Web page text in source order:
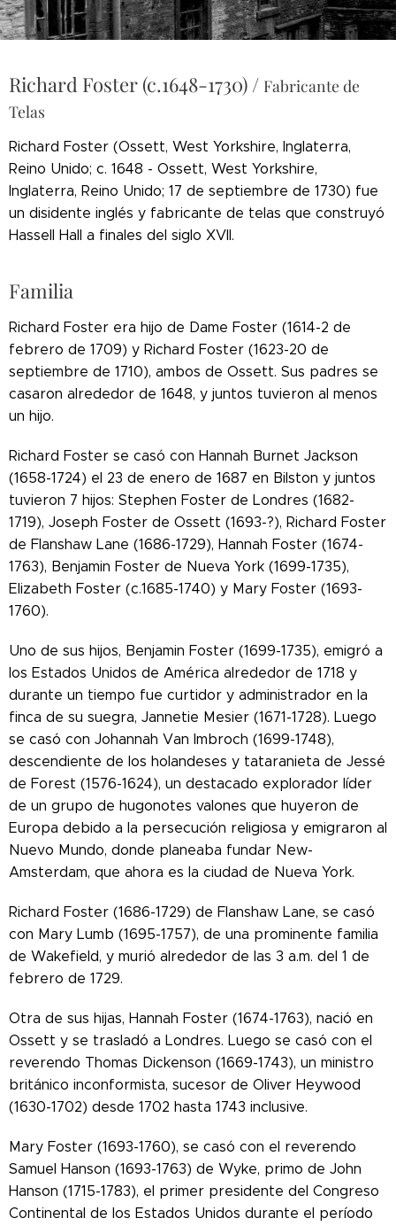
Richard Foster (c.1648-1730) / Fabricante de
Telas
Richard Foster (Ossett, West Yorkshire, Inglaterra,
Reino Unido; c. 1648 - Ossett, West Yorkshire,
Inglaterra, Reino Unido; 17 de septiembre de 1730) fue
un disidente inglés y fabricante de telas que construyó
Hassell Hall a finales del siglo XVII.
Familia
Richard Foster era hijo de Dame Foster (1614-2 de
febrero de 1709) y Richard Foster (1623-20 de
septiembre de 1710), ambos de Ossett. Sus padres se
casaron alrededor de 1648, y juntos tuvieron al menos
un hijo.
Richard Foster se casó con Hannah Burnet Jackson
(1658-1724) el 23 de enero de 1687 en Bilston y juntos
tuvieron 7 hijos: Stephen Foster de Londres (1682-
1719), Joseph Foster de Ossett (1693-?), Richard Foster
de Flanshaw Lane (1686-1729), Hannah Foster (1674-
1763), Benjamin Foster de Nueva York (1699-1735),
Elizabeth Foster (c.1685-1740) y Mary Foster (1693-
1760).
Uno de sus hijos, Benjamin Foster (1699-1735), emigró a
los Estados Unidos de América alrededor de 1718 y
durante un tiempo fue curtidor y administrador en la
finca de su suegra, Jannetie Mesier (1671-1728). Luego
se casó con Johannah Van Imbroch (1699-1748),
descendiente de los holandeses y tataranieta de Jessé
de Forest (1576-1624), un destacado explorador líder
de un grupo de hugonotes valones que huyeron de
Europa debido a la persecución religiosa y emigraron al
Nuevo Mundo, donde planeaba fundar New-
Amsterdam, que ahora es la ciudad de Nueva York.
Richard Foster (1686-1729) de Flanshaw Lane, se casó
con Mary Lumb (1695-1757), de una prominente familia
de Wakefield, y murió alrededor de las 3 a.m. del 1 de
febrero de 1729.
Otra de sus hijas, Hannah Foster (1674-1763), nació en
Ossett y se trasladó a Londres. Luego se casó con el
reverendo Thomas Dickenson (1669-1743), un ministro
británico inconformista, sucesor de Oliver Heywood
(1630-1702) desde 1702 hasta 1743 inclusive.
Mary Foster (1693-1760), se casó con el reverendo
Samuel Hanson (1693-1763) de Wyke, primo de John
Hanson (1715-1783), el primer presidente del Congreso
Continental de los Estados Unidos durante el período